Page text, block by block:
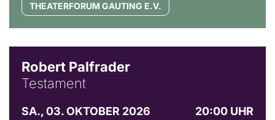
THEATERFORUM GAUTING E.V.
Robert Palfrader
Testament
SA., 03. OKTOBER 2026
20:00 UHR